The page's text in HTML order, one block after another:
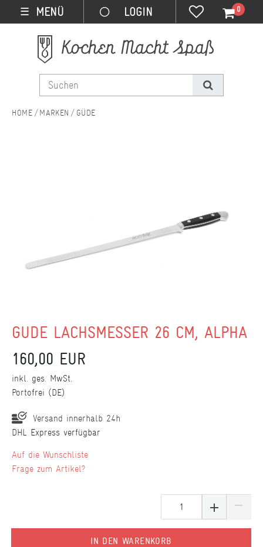
☰ MENÜ 0
MARKEN GÜDE
GÜDE LACHSMESSER 26 CM, ALPHA
160,00 EUR
inkl. ges. MwSt.
Portofrei (DE)
Versand innerhalb 24h
DHL Express verfügbar
IN DEN WARENKORB
Wunschliste
Frage zum Artikel?